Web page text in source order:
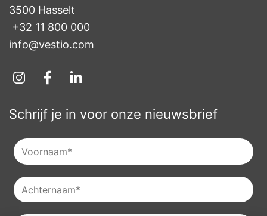
3500 Hasselt
+32 11 800 000
info@vestio.com
Schrijf je in voor onze nieuwsbrief